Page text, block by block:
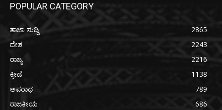
POPULAR CATEGORY
ತಾಜಾ ಸುದ್ದಿ
2865
ದೇಶ
2243
ರಾಜ್ಯ
2216
ಕ್ರೀಡೆ
1138
ಅಪರಾಧ
789
ರಾಜಕೀಯ
686